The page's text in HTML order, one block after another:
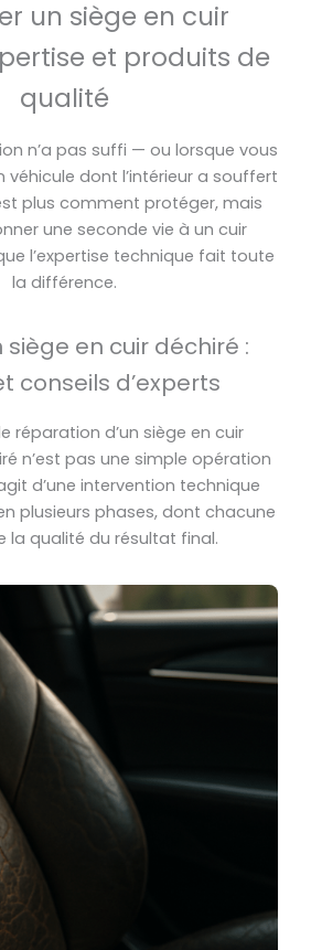
un siège en cuir
et produits de
qualité
n’a pas suffi — ou lorsque vous
véhicule dont l’intérieur a souffert
plus comment protéger, mais
une seconde vie à un cuir
l’expertise technique fait toute
la différence.
siège en cuir déchiré :
conseils d’experts
réparation d’un siège en cuir
n’est pas une simple opération
d’une intervention technique
plusieurs phases, dont chacune
la qualité du résultat final.